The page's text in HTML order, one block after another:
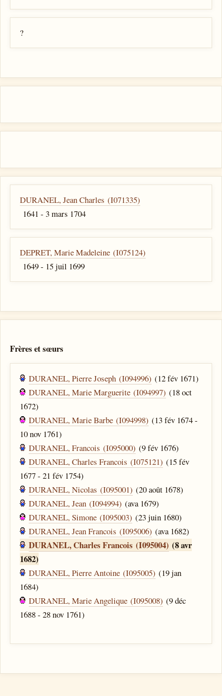
?
DURANEL, Jean Charles (I071335)
1641 - 3 mars 1704
DEPRET, Marie Madeleine (I075124)
1649 - 15 juil 1699
Frères et sœurs
DURANEL, Pierre Joseph (I094996) (12 fév 1671)
DURANEL, Marie Marguerite (I094997) (18 oct
1672)
DURANEL, Marie Barbe (I094998) (13 fév 1674 -
10 nov 1761)
DURANEL, Francois (I095000) (9 fév 1676)
DURANEL, Charles Francois (I075121) (15 fév
1677 - 21 fév 1754)
DURANEL, Nicolas (I095001) (20 août 1678)
DURANEL, Jean (I094994) (ava 1679)
DURANEL, Simone (I095003) (23 juin 1680)
DURANEL, Jean Francois (I095006) (ava 1682)
DURANEL, Charles Francois (I095004) (8 avr
1682)
DURANEL, Pierre Antoine (I095005) (19 jan
1684)
DURANEL, Marie Angelique (I095008) (9 déc
1688 - 28 nov 1761)